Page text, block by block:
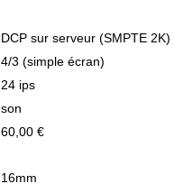
DCP sur serveur (SMPTE 2K)
4/3 (simple écran)
24 ips
son
60,00 €
16mm